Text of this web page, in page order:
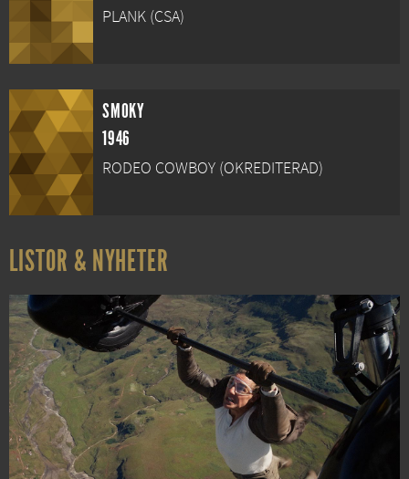
PLANK (CSA)
SMOKY
1946
RODEO COWBOY (OKREDITERAD)
LISTOR & NYHETER